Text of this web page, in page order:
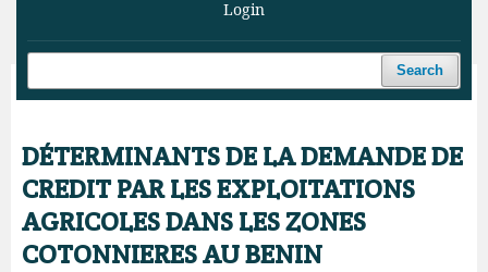
Login
Search
Home / Archives / Vol. 6 No. 4 (2023) / Articles
DÉTERMINANTS DE LA DEMANDE DE
CREDIT PAR LES EXPLOITATIONS
AGRICOLES DANS LES ZONES
COTONNIERES AU BENIN